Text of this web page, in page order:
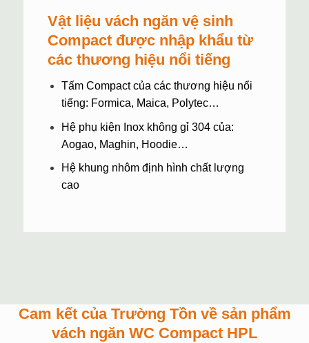
Vật liệu vách ngăn vệ sinh
Compact được nhập khẩu từ
các thương hiệu nổi tiếng
Tấm Compact của các thương hiệu nổi
tiếng: Formica, Maica, Polytec…
Hệ phụ kiện Inox không gỉ 304 của:
Aogao, Maghin, Hoodie…
Hệ khung nhôm định hình chất lượng
cao
Cam kết của Trường Tồn về sản phẩm
vách ngăn WC Compact HPL